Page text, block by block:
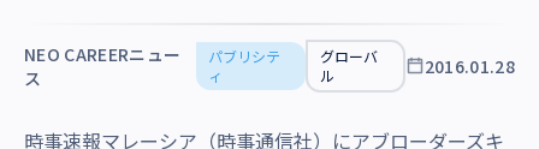
沿革・受賞歴
NEO CAREERニュー
ス
パブリシテ
ィ
グローバ
ル
2016.01.28
時事速報マレーシア（時事通信社）にアブローダーズキ